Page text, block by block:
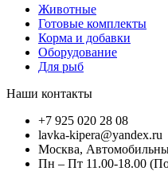
Животные
Готовые комплекты
Корма и добавки
Оборудование
Для рыб
Наши контакты
+7 925 020 28 08
lavka-kipera@yandex.ru
Москва,
Пн – Пт 11.00-18.00